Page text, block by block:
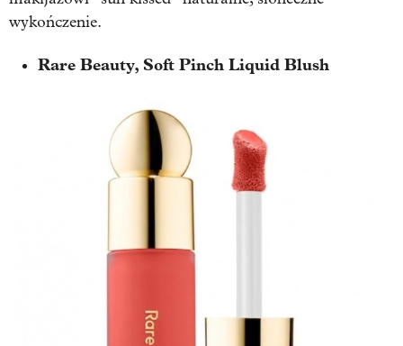
wykończenie.
Rare Beauty, Soft Pinch Liquid Blush